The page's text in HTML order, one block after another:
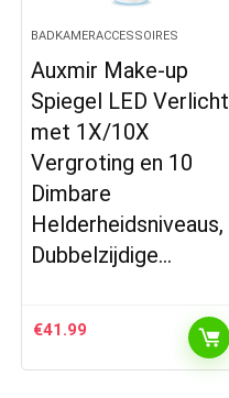
BADKAMERACCESSOIRES
Auxmir Make-up
Spiegel LED Verlicht
met 1X/10X
Vergroting en 10
Dimbare
Helderheidsniveaus,
Dubbelzijdige…
€41.99